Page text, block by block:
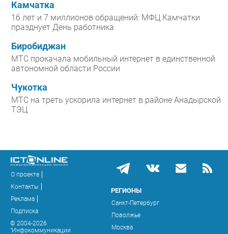
Камчатка
16 лет и 7 миллионов обращений: МФЦ Камчатки
празднует День работника
Биробиджан
МТС прокачала мобильный интернет в единственной
автономной области России
Чукотка
МТС на треть ускорила интернет в районе Анадырской
ТЭЦ
О проекте
Контакты
Реклама
Подписка
© 2004-2026
"Инфокоммуникации
РЕГИОНЫ
Санкт-Петербург
Поволжье
Москва